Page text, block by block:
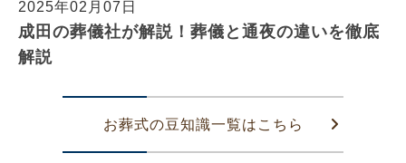
2025年02月07日
成田の葬儀社が解説！葬儀と通夜の違いを徹底
解説
お葬式の豆知識一覧はこちら